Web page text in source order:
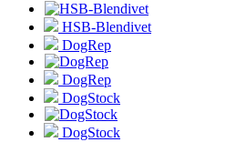
HSB-Blendivet
DogRep
DogRep
DogStock
DogStock